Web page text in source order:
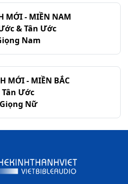
MỚI - MIỀN NAM
& Tân Ước
Nam
MỚI - MIỀN BẮC
Tân Ước
Giọng Nữ